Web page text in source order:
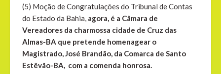
(5) Moção de Congratulações do Tribunal de Contas
do Estado da Bahia, agora, é a Câmara de
Vereadores da charmossa cidade de Cruz das
Almas-BA que pretende homenagear o
Magistrado, José Brandão, da Comarca de Santo
Estêvão-BA, com a comenda honrosa.